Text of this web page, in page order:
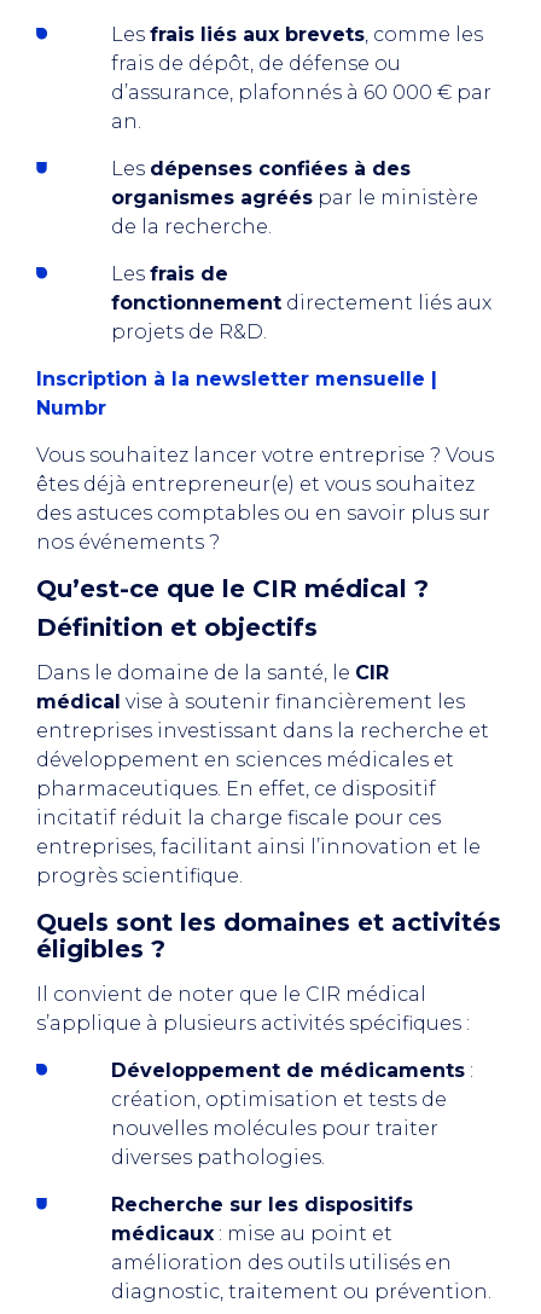
Les frais liés aux brevets, comme les
frais de dépôt, de défense ou
d’assurance, plafonnés à 60 000 € par
an.
Les dépenses confiées à des
organismes agréés par le ministère
de la recherche.
Les frais de
fonctionnement directement liés aux
projets de R&D.
Inscription à la newsletter mensuelle |
Numbr
Vous souhaitez lancer votre entreprise ? Vous
êtes déjà entrepreneur(e) et vous souhaitez
des astuces comptables ou en savoir plus sur
nos événements ?
Qu’est-ce que le CIR médical ?
Définition et objectifs
Dans le domaine de la santé, le CIR
médical vise à soutenir financièrement les
entreprises investissant dans la recherche et
développement en sciences médicales et
pharmaceutiques. En effet, ce dispositif
incitatif réduit la charge fiscale pour ces
entreprises, facilitant ainsi l’innovation et le
progrès scientifique.
Quels sont les domaines et activités
éligibles ?
Il convient de noter que le CIR médical
s’applique à plusieurs activités spécifiques :
Développement de médicaments :
création, optimisation et tests de
nouvelles molécules pour traiter
diverses pathologies.
Recherche sur les dispositifs
médicaux : mise au point et
amélioration des outils utilisés en
diagnostic, traitement ou prévention.